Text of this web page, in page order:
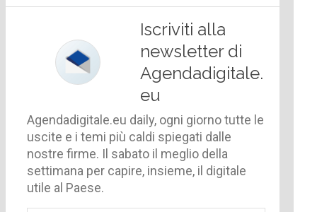
Iscriviti alla
newsletter di
Agendadigitale.
eu
Agendadigitale.eu daily, ogni giorno tutte le
uscite e i temi più caldi spiegati dalle
nostre firme. Il sabato il meglio della
settimana per capire, insieme, il digitale
utile al Paese.